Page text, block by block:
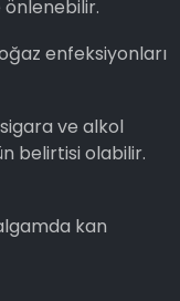
önlenebilir.
enfeksiyonları
ve alkol
belirtisi olabilir.
kan